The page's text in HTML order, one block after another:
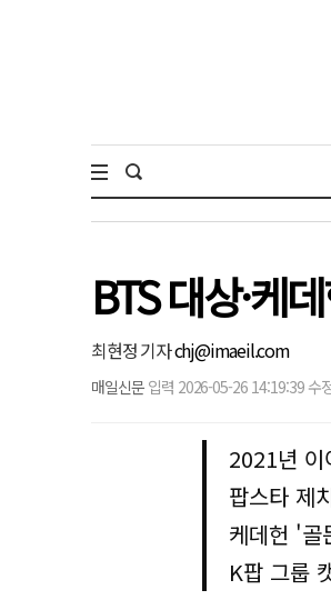
BTS 대상·케
최현정 기자chj@imaeil.com
매일신문 입력 2026-05-26 14:19:39 수
2021년
팝스타 제
케데헌 '
K팝 그룹